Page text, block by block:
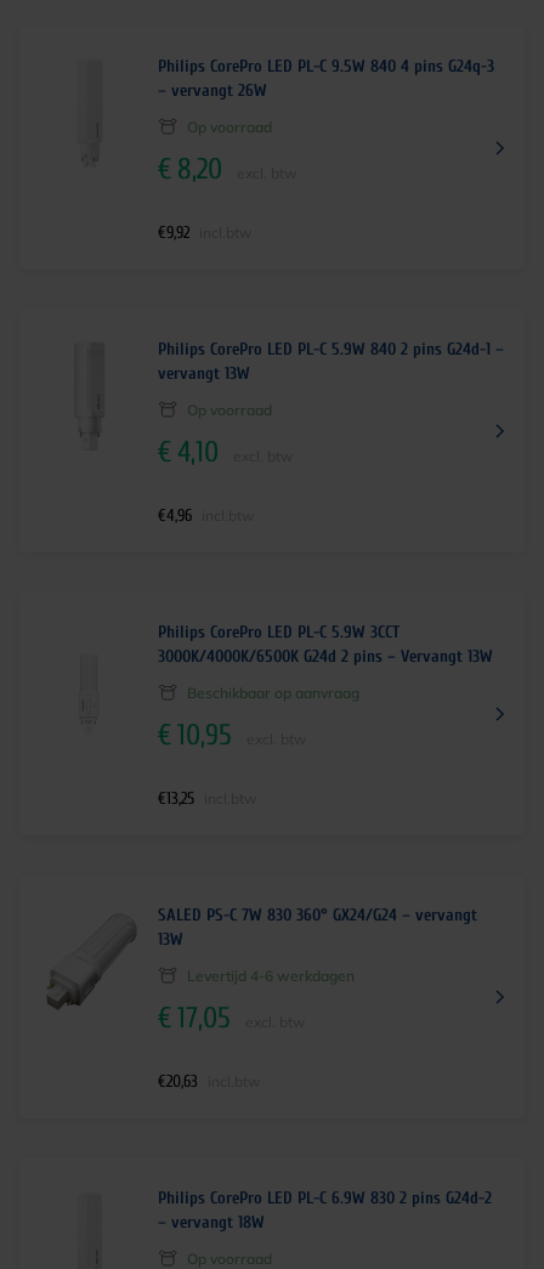
Philips CorePro LED PL-C 9.5W 840 4 pins G24q-3
– vervangt 26W
Op voorraad
€ 8,20
€9,92
Philips CorePro LED PL-C 5.9W 840 2 pins G24d-1 –
vervangt 13W
Op voorraad
€ 4,10
€4,96
Philips CorePro LED PL-C 5.9W 3CCT
3000K/4000K/6500K G24d 2 pins – Vervangt 13W
Beschikbaar op aanvraag
€10,95
€13,25
SALED PS-C 7W 830 360° GX24/G24 – vervangt
13W
Levertijd 4-6 werkdagen
€17,05
€20,63
Philips CorePro LED PL-C 6.9W 830 2 pins G24d-2
– vervangt 18W
Op voorraad